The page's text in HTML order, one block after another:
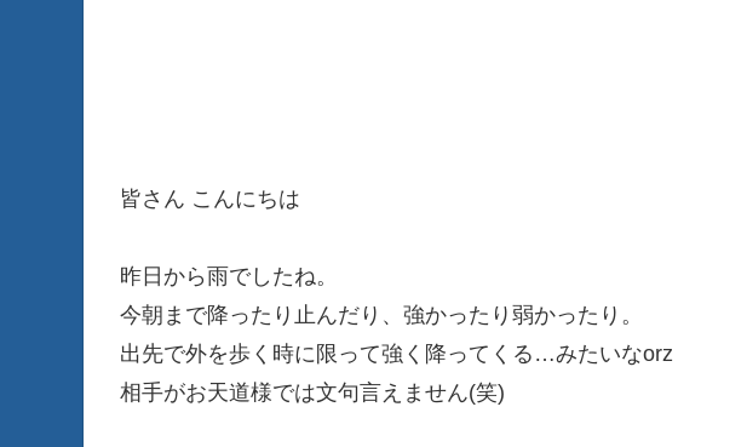
皆さん こんにちは
昨日から雨でしたね。
今朝まで降ったり止んだり、強かったり弱かったり。
出先で外を歩く時に限って強く降ってくる…みたいなorz
相手がお天道様では文句言えません(笑)